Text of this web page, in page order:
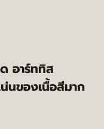
อาร์ททิส
ของเนื้อสีมาก